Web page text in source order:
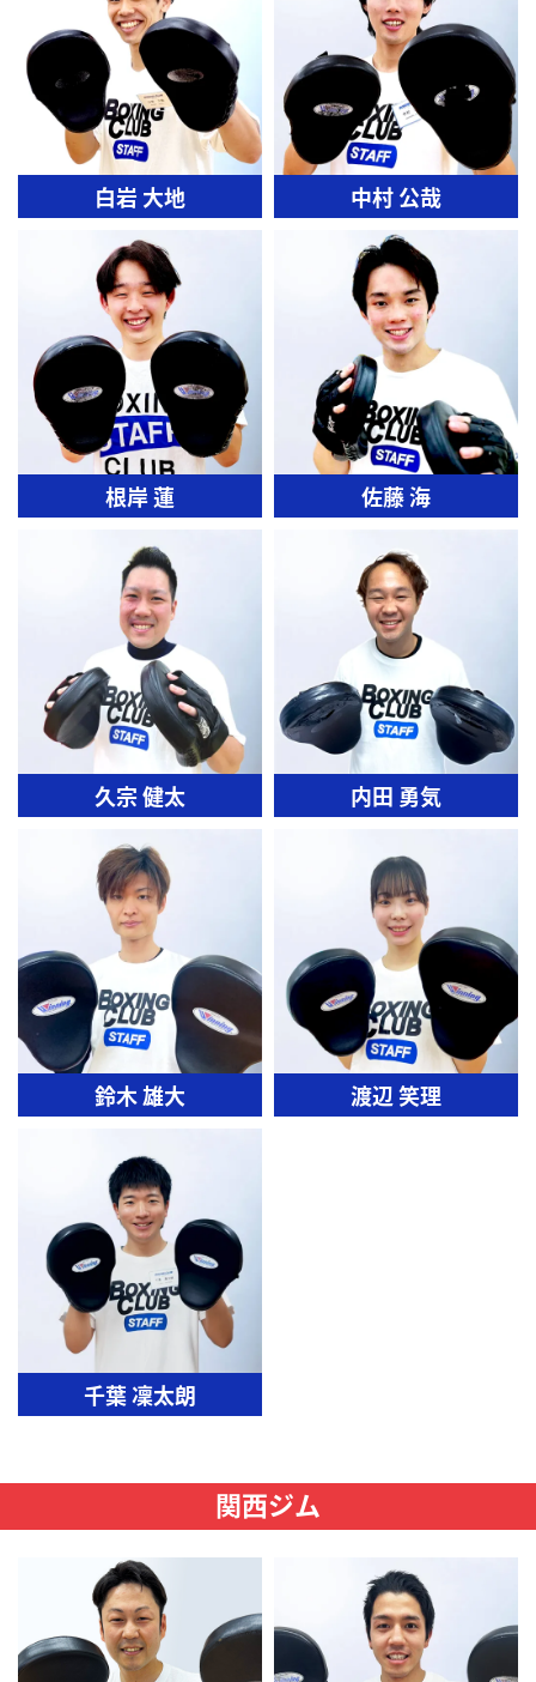
白岩 大地 中村 公哉
根岸 蓮 佐藤 海
久宗 健太 内田 勇気
鈴木 雄大 渡辺 笑理
千葉 凜太朗
関西ジム